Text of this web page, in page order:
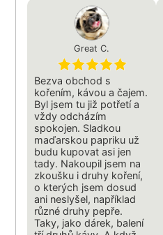
Great C.
Bezva obchod s
kořením, kávou a čajem.
Byl jsem tu již potřetí a
vždy odcházím
spokojen. Sladkou
maďarskou papriku už
budu kupovat asi jen
tady. Nakoupil jsem na
zkoušku i druhy koření,
o kterých jsem dosud
ani neslyšel, například
různé druhy pepře.
Taky, jako dárek, balení